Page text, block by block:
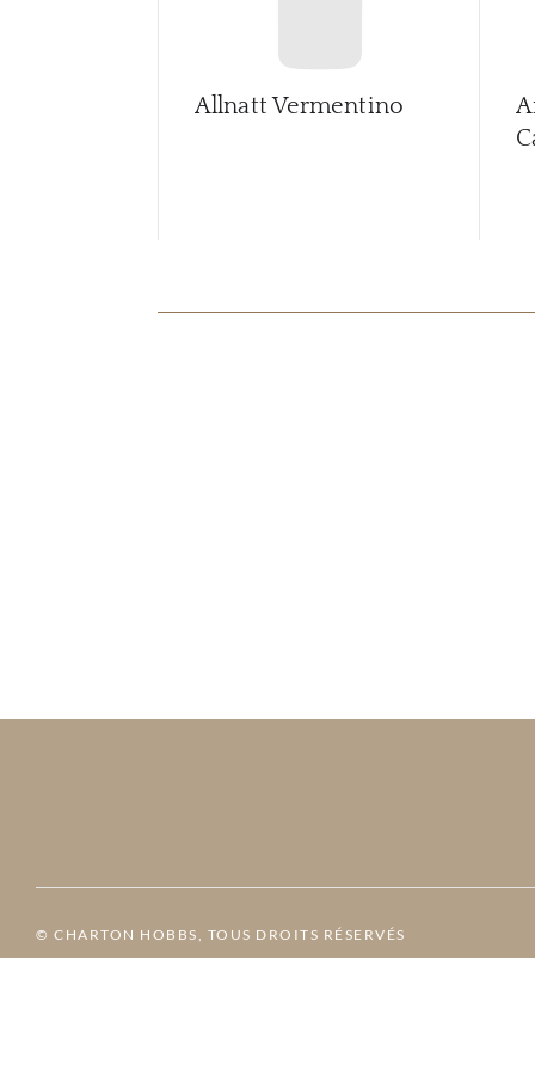
Allnatt Vermentino
© CHARTON HOBBS, TOUS DROITS RÉSERVÉS